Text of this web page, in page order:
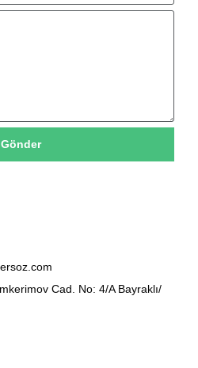
Gönder
Cad. No: 4/A Bayraklı/